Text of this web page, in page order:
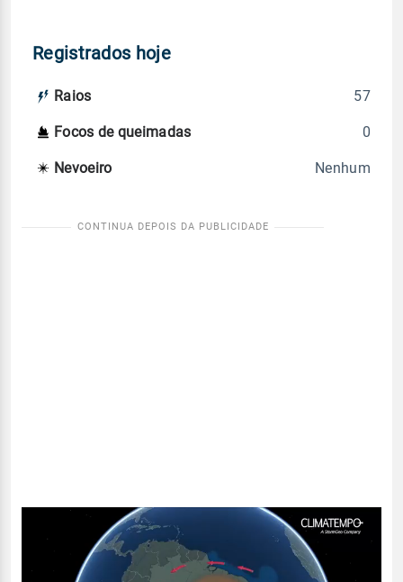
Registrados hoje
Raios 57
Focos de queimadas 0
Nevoeiro Nenhum